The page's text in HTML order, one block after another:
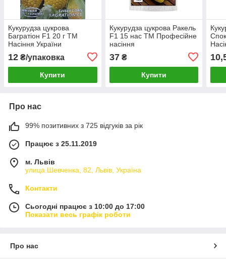
Кукурудза цукрова
Багратіон F1 20 г ТМ
Насіння України
12 ₴/упаковка
Купити
Кукурудза цукрова Ракель
F1 15 нас ТМ Професійне
насіння
37₴
Купити
Про нас
99% позитивних з 725 відгуків за рік
Працює з 25.11.2019
м. Львів
улица Шевченка, 82, Львів, Україна
Контакти
Сьогодні працює з 10:00 до 17:00
Показати весь графік роботи
Про нас